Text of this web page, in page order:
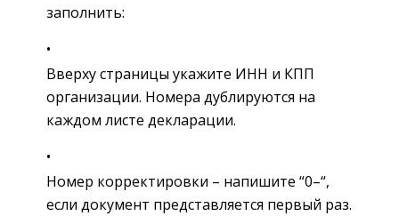
заполнить:
Вверху страницы укажите ИНН и КПП
организации. Номера дублируются на
каждом листе декларации.
Номер корректировки – напишите “0–“,
если документ представляется первый раз.